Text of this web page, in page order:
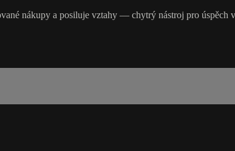
nákupy a posiluje vztahy — chytrý nástroj pro úspěch